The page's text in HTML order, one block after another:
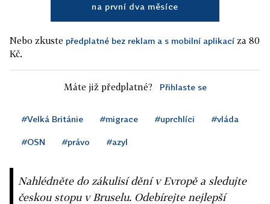
na první dva měsíce
Nebo zkuste předplatné bez reklam a s mobilní aplikací za 80
Kč.
Máte již předplatné? Přihlaste se
#Velká Británie #migrace #uprchlíci #vláda
#OSN #právo #azyl
Nahlédněte do zákulisí dění v Evropě a sledujte
českou stopu v Bruselu. Odebírejte nejlepší